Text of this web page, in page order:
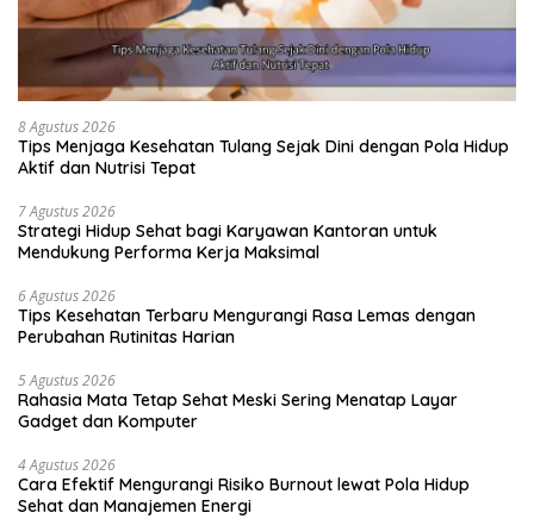
8 Agustus 2026
Tips Menjaga Kesehatan Tulang Sejak Dini dengan Pola Hidup
Aktif dan Nutrisi Tepat
7 Agustus 2026
Strategi Hidup Sehat bagi Karyawan Kantoran untuk
Mendukung Performa Kerja Maksimal
6 Agustus 2026
Tips Kesehatan Terbaru Mengurangi Rasa Lemas dengan
Perubahan Rutinitas Harian
5 Agustus 2026
Rahasia Mata Tetap Sehat Meski Sering Menatap Layar
Gadget dan Komputer
4 Agustus 2026
Cara Efektif Mengurangi Risiko Burnout lewat Pola Hidup
Sehat dan Manajemen Energi